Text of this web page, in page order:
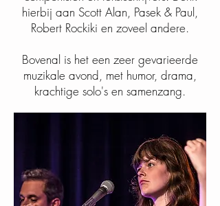
hierbij aan Scott Alan, Pasek & Paul,
Robert Rockiki en zoveel andere.
Bovenal is het een zeer gevarieerde
muzikale avond, met humor, drama,
krachtige solo's en samenzang.